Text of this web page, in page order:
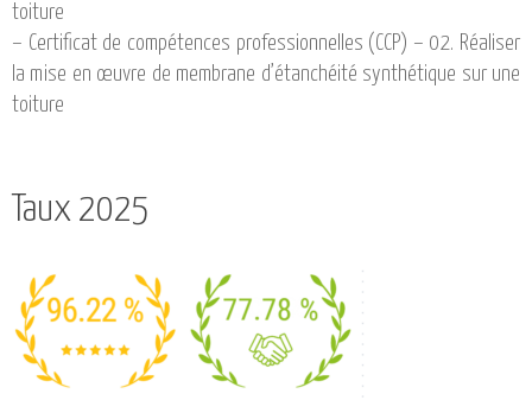
toiture
– Certificat de compétences professionnelles (CCP) – 02. Réaliser
la mise en œuvre de membrane d’étanchéité synthétique sur une
toiture
Taux 2025